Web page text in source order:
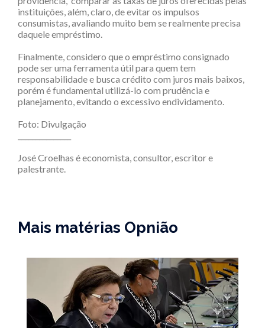
instituições, além, claro, de evitar os impulsos
consumistas, avaliando muito bem se realmente precisa
daquele empréstimo.
Finalmente, considero que o empréstimo consignado
pode ser uma ferramenta útil para quem tem
responsabilidade e busca crédito com juros mais baixos,
porém é fundamental utilizá-lo com prudência e
planejamento, evitando o excessivo endividamento.
Foto: Divulgação
José Croelhas é economista, consultor, escritor e
palestrante.
Mais matérias Opnião